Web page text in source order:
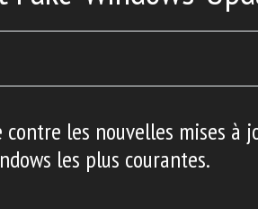
les nouvelles mises à
les plus courantes.